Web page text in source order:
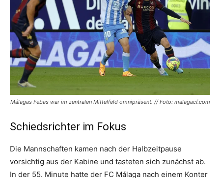
Málagas Febas war im zentralen Mittelfeld omnipräsent. // Foto: malagacf.com
Schiedsrichter im Fokus
Die Mannschaften kamen nach der Halbzeitpause
vorsichtig aus der Kabine und tasteten sich zunächst ab.
In der 55. Minute hatte der FC Málaga nach einem Konter